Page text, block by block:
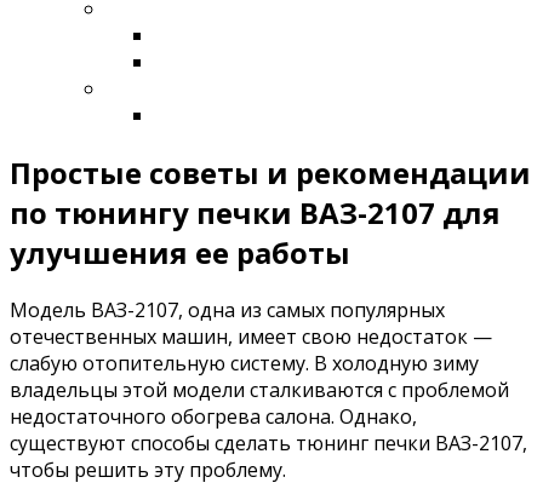
Простые советы и рекомендации
по тюнингу печки ВАЗ-2107 для
улучшения ее работы
Модель ВАЗ-2107, одна из самых популярных
отечественных машин, имеет свою недостаток —
слабую отопительную систему. В холодную зиму
владельцы этой модели сталкиваются с проблемой
недостаточного обогрева салона. Однако,
существуют способы сделать тюнинг печки ВАЗ-2107,
чтобы решить эту проблему.